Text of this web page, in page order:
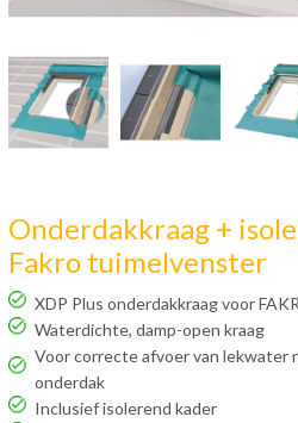
Onderdakkraag +
Fakro tuimelvenster
XDP Plus onderdakkraag voor
Waterdichte, damp-open kraag
Voor correcte afvoer van lekwater
onderdak
Inclusief isolerend kader